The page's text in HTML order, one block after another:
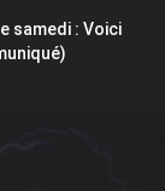
samedi : Voici